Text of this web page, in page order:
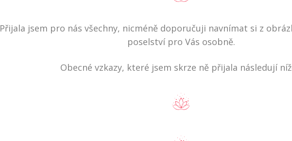
Přijala jsem pro nás všechny, nicméně doporučuji navnímat si z
poselství pro Vás osobně.
Obecné vzkazy, které jsem skrze ně přijala následují